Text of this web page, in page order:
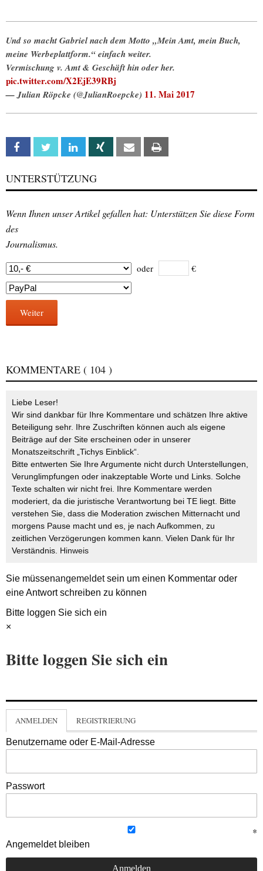
Und so macht Gabriel nach dem Motto „Mein Amt, mein Buch,
meine Werbeplattform.“ einfach weiter.
Vermischung v. Amt & Geschäft hin oder her.
pic.twitter.com/X2EjE39RBj
— Julian Röpcke (@JulianRoepcke) 11. Mai 2017
Facebook Twitter Linkedin Xing Email
UNTERSTÜTZUNG
Wenn Ihnen unser Artikel gefallen hat: Unterstützen Sie diese Form
des
Journalismus.
oder €
Weiter
KOMMENTARE ( 104 )
Liebe Leser!
Wir sind dankbar für Ihre Kommentare und schätzen Ihre aktive
Beteiligung sehr. Ihre Zuschriften können auch als eigene
Beiträge auf der Site erscheinen oder in unserer
Monatszeitschrift „Tichys Einblick“.
Bitte entwerten Sie Ihre Argumente nicht durch Unterstellungen,
Verunglimpfungen oder inakzeptable Worte und Links. Solche
Texte schalten wir nicht frei. Ihre Kommentare werden
moderiert, da die juristische Verantwortung bei TE liegt. Bitte
verstehen Sie, dass die Moderation zwischen Mitternacht und
morgens Pause macht und es, je nach Aufkommen, zu
zeitlichen Verzögerungen kommen kann. Vielen Dank für Ihr
Verständnis. Hinweis
Sie müssenangemeldetsein um einen Kommentar oder
eine Antwort schreiben zu können
Bitte loggen Sie sich ein
×
Bitte loggen Sie sich ein
ANMELDEN REGISTRIERUNG
Benutzername oder E-Mail-Adresse
Passwort
Angemeldet bleiben